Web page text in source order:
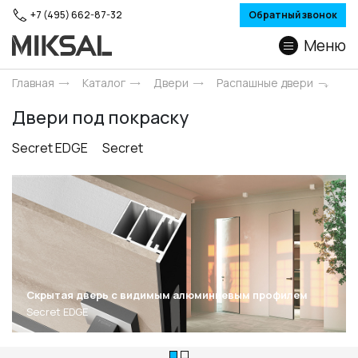
+7 (495) 662-87-32 Обратный звонок
Меню
Главная Каталог Двери Распашные двери
Двери под покраску
Secret EDGE Secret
Скрытая дверь с видимым алюминиевым профилем
Secret EDGE